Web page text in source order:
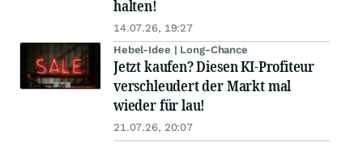
halten!
14.07.26, 19:27
Hebel-Idee | Long-Chance
Jetzt kaufen? Diesen KI-Profiteur
verschleudert der Markt mal
wieder für lau!
21.07.26, 20:07